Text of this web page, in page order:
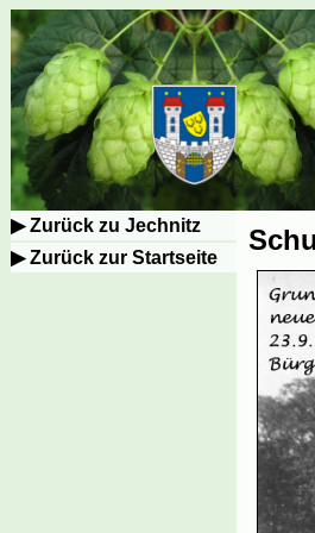
Zurück zu Jechnitz
Zurück zur Startseite